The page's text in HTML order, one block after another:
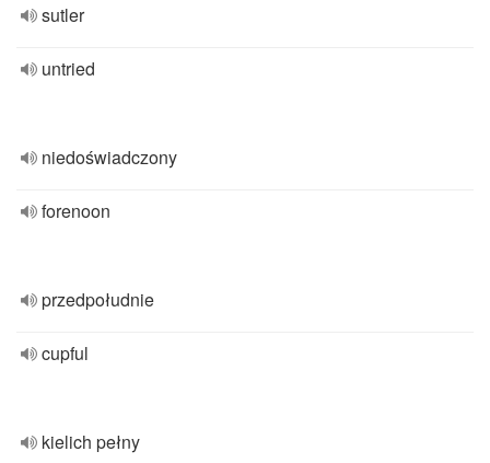
sutler
untried
niedoświadczony
forenoon
przedpołudnie
cupful
kielich pełny